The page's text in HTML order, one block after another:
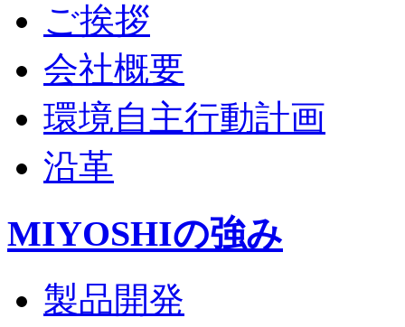
ご挨拶
会社概要
環境自主行動計画
沿革
MIYOSHIの強み
製品開発